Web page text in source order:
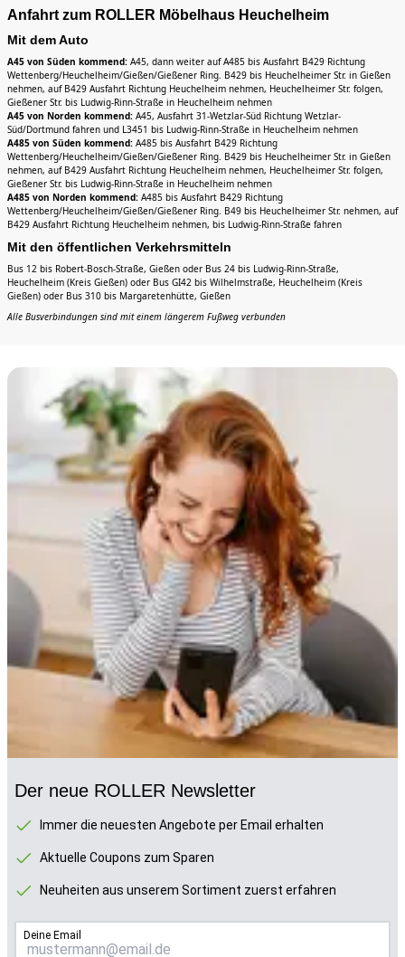
Anfahrt zum ROLLER Möbelhaus Heuchelheim
Mit dem Auto
A45 von Süden kommend: A45, dann weiter auf A485 bis Ausfahrt B429 Richtung
Wettenberg/Heuchelheim/Gießen/Gießener Ring. B429 bis Heuchelheimer Str. in Gießen
nehmen, auf B429 Ausfahrt Richtung Heuchelheim nehmen, Heuchelheimer Str. folgen,
Gießener Str. bis Ludwig-Rinn-Straße in Heuchelheim nehmen
A45 von Norden kommend: A45, Ausfahrt 31-Wetzlar-Süd Richtung Wetzlar-
Süd/Dortmund fahren und L3451 bis Ludwig-Rinn-Straße in Heuchelheim nehmen
A485 von Süden kommend: A485 bis Ausfahrt B429 Richtung
Wettenberg/Heuchelheim/Gießen/Gießener Ring. B429 bis Heuchelheimer Str. in Gießen
nehmen, auf B429 Ausfahrt Richtung Heuchelheim nehmen, Heuchelheimer Str. folgen,
Gießener Str. bis Ludwig-Rinn-Straße in Heuchelheim nehmen
A485 von Norden kommend: A485 bis Ausfahrt B429 Richtung
Wettenberg/Heuchelheim/Gießen/Gießener Ring. B49 bis Heuchelheimer Str. nehmen, auf
B429 Ausfahrt Richtung Heuchelheim nehmen, bis Ludwig-Rinn-Straße fahren
Mit den öffentlichen Verkehrsmitteln
Bus 12 bis Robert-Bosch-Straße, Gießen oder Bus 24 bis Ludwig-Rinn-Straße,
Heuchelheim (Kreis Gießen) oder Bus GI42 bis Wilhelmstraße, Heuchelheim (Kreis
Gießen) oder Bus 310 bis Margaretenhütte, Gießen
Alle Busverbindungen sind mit einem längerem Fußweg verbunden
Der neue ROLLER Newsletter
Immer die neuesten Angebote per Email erhalten
Aktuelle Coupons zum Sparen
Neuheiten aus unserem Sortiment zuerst erfahren
Deine Email